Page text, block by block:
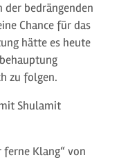
der bedrängenden
Chance für das
hätte es heute
zu folgen.
Shulamit
Klang“ von